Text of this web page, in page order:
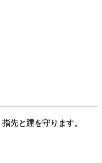
先と踵を守ります。